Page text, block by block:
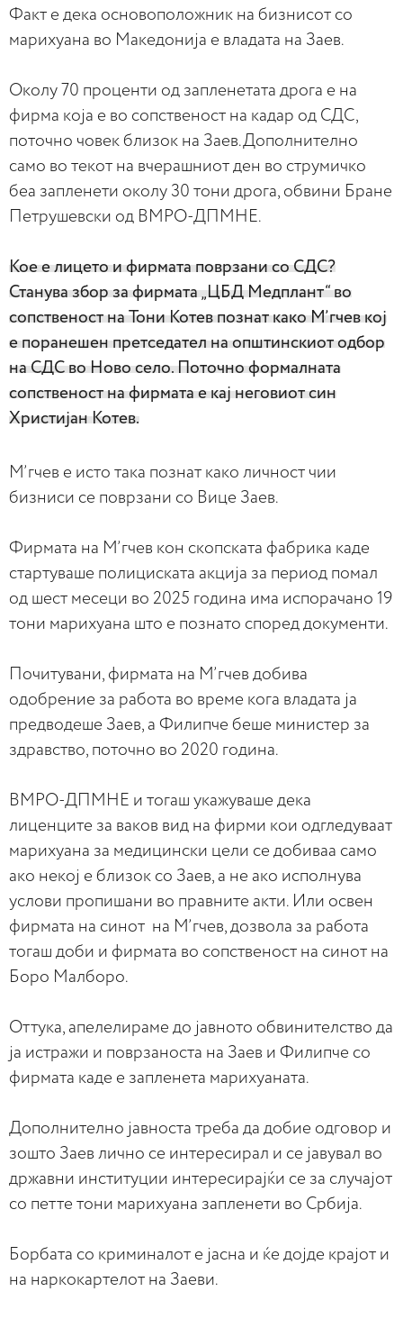
Факт е дека основоположник на бизнисот со
марихуана во Македонија е владата на Заев.
Околу 70 проценти од запленетата дрога е на
фирма која е во сопственост на кадар од СДС,
поточно човек близок на Заев.Дополнително
само во текот на вчерашниот ден во струмичко
беа запленети околу 30 тони дрога, oбвини Бране
Петрушевски од ВМРО-ДПМНЕ.
Кое е лицето и фирмата поврзани со СДС?
Станува збор за фирмата „ЦБД Медплант“ во
сопственост на Тони Котев познат како М’гчев кој
е поранешен претседател на општинскиот одбор
на СДС во Ново село. Поточно формалната
сопственост на фирмата е кај неговиот син
Христијан Котев.
М’гчев е исто така познат како личност чии
бизниси се поврзани со Вице Заев.
Фирмата на М’гчев кон скопската фабрика каде
стартуваше полициската акција за период помал
од шест месеци во 2025 година има испорачано 19
тони марихуана што е познато според документи.
Почитувани, фирмата на М’гчев добива
одобрение за работа во време кога владата ја
предводеше Заев, а Филипче беше министер за
здравство, поточно во 2020 година.
ВМРО-ДПМНЕ и тогаш укажуваше дека
лиценците за ваков вид на фирми кои одгледуваат
марихуана за медицински цели се добиваа само
ако некој е близок со Заев, а не ако исполнува
услови пропишани во правните акти. Или освен
фирмата на синот на М’гчев, дозвола за работа
тогаш доби и фирмата во сопственост на синот на
Боро Малборо.
Оттука, апелелираме до јавното обвинителство да
ја истражи и поврзаноста на Заев и Филипче со
фирмата каде е запленета марихуаната.
Дополнително јавноста треба да добие одговор и
зошто Заев лично се интересирал и се јавувал во
државни институции интересирајќи се за случајот
со петте тони марихуана запленети во Србија.
Борбата со криминалот е јасна и ќе дојде крајот и
на наркокартелот на Заеви.